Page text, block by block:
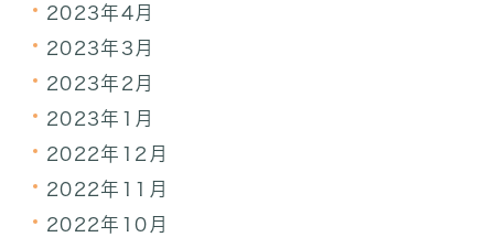
2023年4月
2023年3月
2023年2月
2023年1月
2022年12月
2022年11月
2022年10月